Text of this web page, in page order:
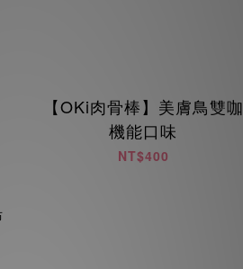
【OKi肉骨棒】美膚鳥雙咖
機能口味
NT$400